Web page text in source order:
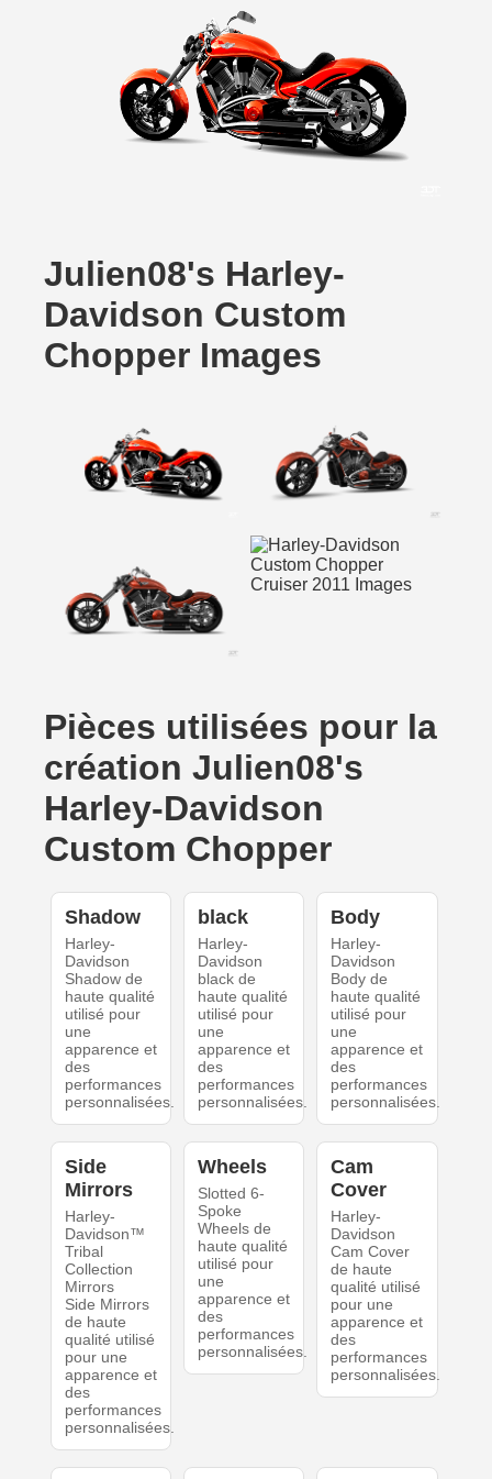
Julien08's Harley-
Davidson Custom
Chopper Images
Pièces utilisées pour la
création Julien08's
Harley-Davidson
Custom Chopper
Shadow
Harley-
Davidson
Shadow de
haute qualité
utilisé pour
une
apparence et
des
performances
personnalisées.
black
Harley-
Davidson
black de
haute qualité
utilisé pour
une
apparence et
des
performances
personnalisées.
Body
Harley-
Davidson
Body de
haute qualité
utilisé pour
une
apparence et
des
performances
personnalisées.
Side
Mirrors
Harley-
Davidson™
Tribal
Collection
Mirrors
Side Mirrors
de haute
qualité utilisé
pour une
apparence et
des
performances
personnalisées.
Wheels
Slotted 6-
Spoke
Wheels de
haute qualité
utilisé pour
une
apparence et
des
performances
personnalisées.
Cam
Cover
Harley-
Davidson
Cam Cover
de haute
qualité utilisé
pour une
apparence et
des
performances
personnalisées.